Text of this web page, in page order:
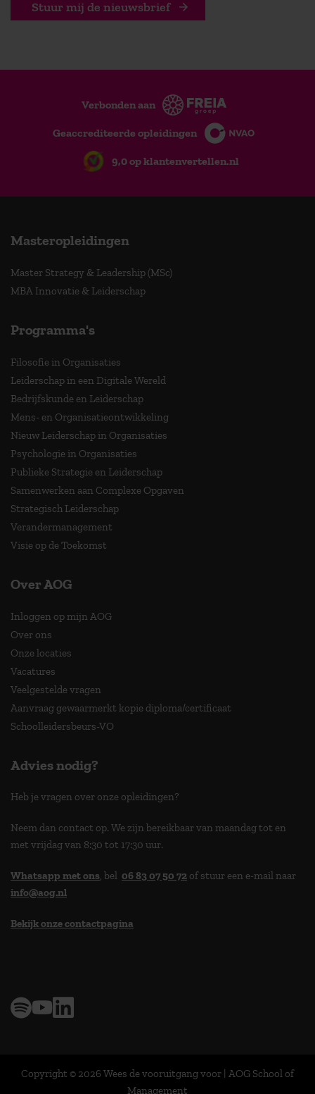
Stuur mij de nieuwsbrief
Verbonden aan
Geaccrediteerde opleidingen
9,0 op klantenvertellen.nl
Masteropleidingen
Master Strategy & Leadership (MSc)
MBA Innovatie & Leiderschap
Programma's
Filosofie in Organisaties
Leiderschap in een Digitale Wereld
Bedrijfskunde en Leiderschap
Mens- en Organisatieontwikkeling
Nieuw Leiderschap in Organisaties
Psychologie in Organisaties
Publieke Strategie en Leiderschap
Samenwerken aan Complexe Opgaven
Strategisch Leiderschap
Verandermanagement
Visie op de Toekomst
Over AOG
Inloggen op mijn AOG
Over ons
Onze locaties
Vacatures
Veelgestelde vragen
Aanvraag gewaarmerkt kopie diploma/certificaat
Schoolleidersbeurs-VO
Advies nodig?
Heb je vragen over onze opleidingen?
Neem dan contact op. We zijn bereikbaar van maandag tot en
met vrijdag van 8:30 tot 17:30 uur.
Whatsapp met ons, bel 06 83 07 50 72 of stuur een e-mail naar
info@aog.nl
Bekijk onze contactpagina
Copyright © 2026 Wees de vooruitgang voor | AOG School of
Management